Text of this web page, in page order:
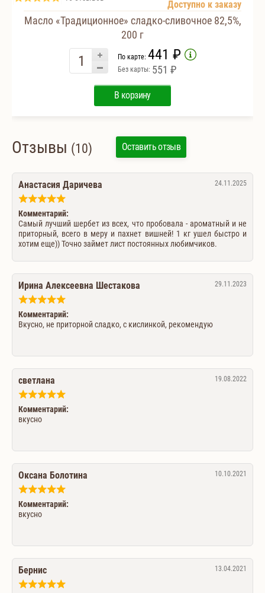
Доступно к заказу
Масло «Традиционное» сладко-сливочное 82,5%,
200 г
По карте: 441 ₽
Без карты: 551 ₽
В корзину
Отзывы (10) Оставить отзыв
24.11.2025
Анастасия Даричева
Комментарий:
Самый лучший шербет из всех, что пробовала - ароматный и не
приторный, всего в меру и пахнет вишней! 1 кг ушел быстро и
хотим еще)) Точно займет лист постоянных любимчиков.
29.11.2023
Ирина Алексеевна Шестакова
Комментарий:
Вкусно, не приторной сладко, с кислинкой, рекомендую
19.08.2022
светлана
Комментарий:
вкусно
10.10.2021
Оксана Болотина
Комментарий:
вкусно
13.04.2021
Бернис